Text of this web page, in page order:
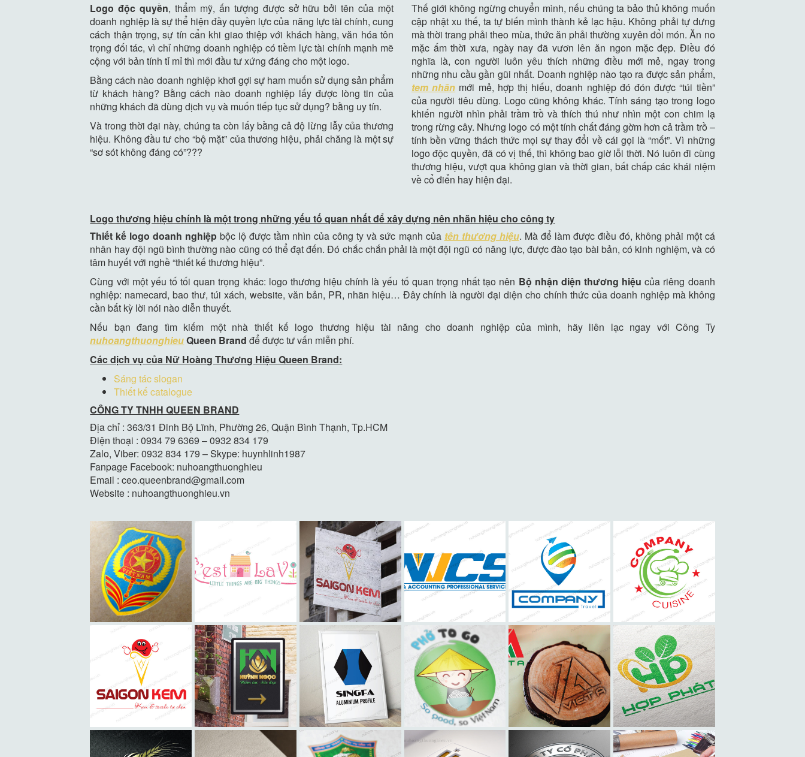
Logo độc quyền, thẩm mỹ, ấn tượng được sở hữu bởi tên của một
doanh nghiệp là sự thể hiện đầy quyền lực của năng lực tài chính, cung
cách thận trọng, sự tín cẩn khi giao thiệp với khách hàng, văn hóa tôn
trọng đối tác, vì chỉ những doanh nghiệp có tiềm lực tài chính mạnh mẽ
cộng với bản tính tỉ mỉ thì mới đầu tư xứng đáng cho một logo.
Bằng cách nào doanh nghiệp khơi gợi sự ham muốn sử dụng sản phẩm
từ khách hàng? Bằng cách nào doanh nghiệp lấy được lòng tin của
những khách đã dùng dịch vụ và muốn tiếp tục sử dụng? bằng uy tín.
Và trong thời đại này, chúng ta còn lấy bằng cả độ lừng lẫy của thương
hiệu. Không đầu tư cho “bộ mặt” của thương hiệu, phải chăng là một sự
“sơ sót không đáng có”???
Thế giới không ngừng chuyển mình, nếu chúng ta bảo thủ không muốn
cập nhật xu thế, ta tự biến mình thành kẻ lạc hậu. Không phải tự dưng
mà thời trang phải theo mùa, thức ăn phải thường xuyên đổi món. Ăn no
mặc ấm thời xưa, ngày nay đã vươn lên ăn ngon mặc đẹp. Điều đó
nghĩa là, con người luôn yêu thích những điều mới mẻ, ngay trong
những nhu cầu gần gũi nhất. Doanh nghiệp nào tạo ra được sản phẩm,
tem nhãn mới mẻ, hợp thị hiếu, doanh nghiệp đó đón được “túi tiền”
của người tiêu dùng. Logo cũng không khác. Tính sáng tạo trong logo
khiến người nhìn phải trầm trồ và thích thú như nhìn một con chim lạ
trong rừng cây. Nhưng logo có một tính chất đáng gờm hơn cả trầm trồ –
tính bền vững thách thức mọi sự thay đổi về cái gọi là “mốt”. Vì những
logo độc quyền, đã có vị thế, thì không bao giờ lỗi thời. Nó luôn đi cùng
thương hiệu, vượt qua không gian và thời gian, bất chấp các khái niệm
về cổ điển hay hiện đại.
Logo thương hiệu chính là một trong những yếu tố quan nhất để xây dựng nên nhãn hiệu cho công ty
Thiết kế logo doanh nghiệp bộc lộ được tầm nhìn của công ty và sức mạnh của tên thương hiệu. Mà để làm được điều đó, không phải một cá
nhân hay đội ngũ bình thường nào cũng có thể đạt đến. Đó chắc chắn phải là một đội ngũ có năng lực, được đào tạo bài bản, có kinh nghiệm, và có
tâm huyết với nghề “thiết kế thương hiệu”.
Cùng với một yếu tố tối quan trọng khác: logo thương hiệu chính là yếu tố quan trọng nhất tạo nên Bộ nhận diện thương hiệu của riêng doanh
nghiệp: namecard, bao thư, túi xách, website, văn bản, PR, nhãn hiệu… Đây chính là người đại diện cho chính thức của doanh nghiệp mà không
cần bất kỳ lời nói nào diễn thuyết.
Nếu bạn đang tìm kiếm một nhà thiết kế logo thương hiệu tài năng cho doanh nghiệp của mình, hãy liên lạc ngay với Công Ty
nuhoangthuonghieuQueen Brand để được tư vấn miễn phí.
Các dịch vụ của Nữ Hoàng Thương Hiệu Queen Brand:
Sáng tác slogan
Thiết kế catalogue
CÔNG TY TNHH QUEEN BRAND
Địa chỉ : 363/31 Đinh Bộ Lĩnh, Phường 26, Quận Bình Thạnh, Tp.HCM
Điện thoại : 0934 79 6369 – 0932 834 179
Zalo, Viber: 0932 834 179 – Skype: huynhlinh1987
Fanpage Facebook: nuhoangthuonghieu
Email : ceo.queenbrand@gmail.com
Website : nuhoangthuonghieu.vn